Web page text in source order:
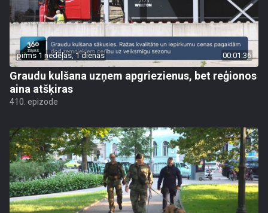
pirms 1 nedēļas, 1 dienas 00:01:36
Graudu kulšana uzņem apgriezienus, bet reģionos
aina atšķiras
410. epizode